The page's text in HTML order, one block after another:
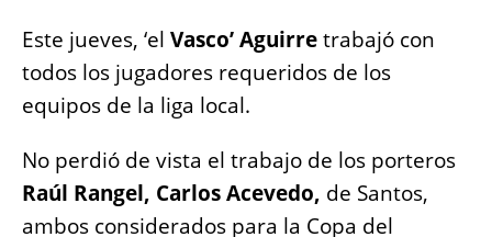
Este jueves, ‘el Vasco’ Aguirretrabajó con
todos los jugadores requeridos de los
equipos de la liga local.
No perdió de vista el trabajo de los porteros
Raúl Rangel, Carlos Acevedo, de Santos,
ambos considerados para la Copa del